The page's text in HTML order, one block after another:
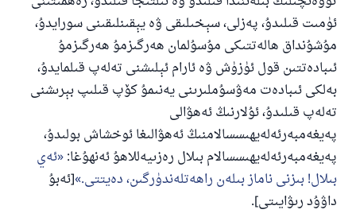
ئۈمىت قىلىدۇ، پەزلى، سېخىلىقى ۋە يېقىنلىقىنى سورايدۇ،
مۇشۇنداق ھالەتتىكى مۇسۇلمان ھەرگىزمۇ ھەرگىزمۇ
ئىبادەتتىن قول ئۈزۈش ۋە ئارام ئېلىشنى تەلەپ قىلمايدۇ،
بەلكى ئىبادەت مەۋسۇملىرىنى يەنىمۇ كۆپ قىلىپ بېرىشنى
تەلەپ قىلىدۇ، ئۇلارنىڭ ئەھۋالى
پەيغەمبەرئەلەيھىسسالامنىڭ ئەھۋالىغا ئوخشاش بولىدۇ،
پەيغەمبەرئەلەيھىسسالام بىلال رەزىيەللاھۇ ئەنھۇغا: ئەي
بىلال! بىزنى ناماز بىلەن راھەتلەندۈرگىن، دەيتتى. [ئەبۇ
داۋۇد رىۋايىتى].